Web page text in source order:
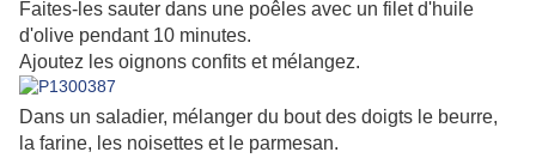
Faites-les sauter dans une poêles avec un filet d'huile
d'olive pendant 10 minutes.
Ajoutez les oignons confits et mélangez.
Dans un saladier, mélanger du bout des doigts le beurre,
la farine, les noisettes et le parmesan.